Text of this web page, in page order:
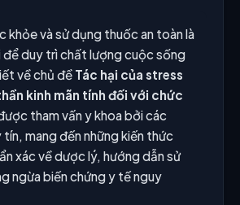
khỏe và sử dụng thuốc an toàn là
duy trì chất lượng cuộc sống
về chủ đề Tác hại của stress
kinh mãn tính đối với chức
tham vấn y khoa bởi các
tín, mang đến những kiến thức
xác về dược lý, hướng dẫn sử
ngừa biến chứng y tế nguy